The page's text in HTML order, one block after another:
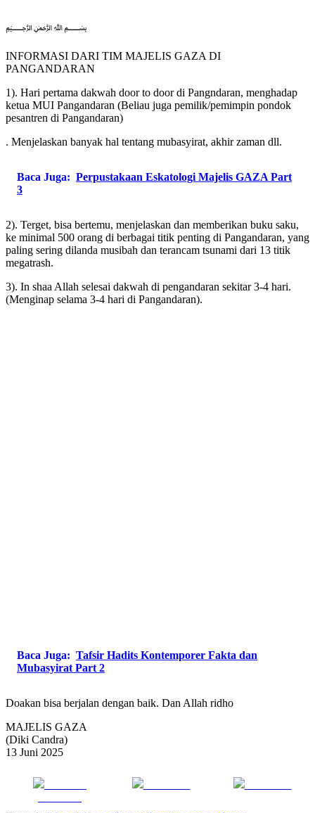
﷽
INFORMASI DARI TIM MAJELIS GAZA DI
PANGANDARAN
1). Hari pertama dakwah door to door di Pangndaran, menghadap
ketua MUI Pangandaran (Beliau juga pemilik/pemimpin pondok
pesantren di Pangandaran)
. Menjelaskan banyak hal tentang mubasyirat, akhir zaman dll.
Baca Juga: Perpustakaan Eskatologi Majelis GAZA Part
3
2). Terget, bisa bertemu, menjelaskan dan memberikan buku saku,
ke minimal 500 orang di berbagai titik penting di Pangandaran, yang
paling sering dilanda musibah dan terancam tsunami dari 13 titik
megatrash.
3). In shaa Allah selesai dakwah di pengandaran sekitar 3-4 hari.
(Menginap selama 3-4 hari di Pangandaran).
Baca Juga: Tafsir Hadits Kontemporer Fakta dan
Mubasyirat Part 2
Doakan bisa berjalan dengan baik. Dan Allah ridho
MAJELIS GAZA
(Diki Candra)
13 Juni 2025